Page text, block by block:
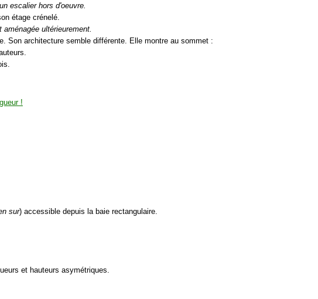
escalier hors d'oeuvre.
étage crénelé.
ultérieurement.
Son architecture semble différente. Elle montre au sommet :
sur) accessible depuis la baie rectangulaire.
et hauteurs asymétriques.